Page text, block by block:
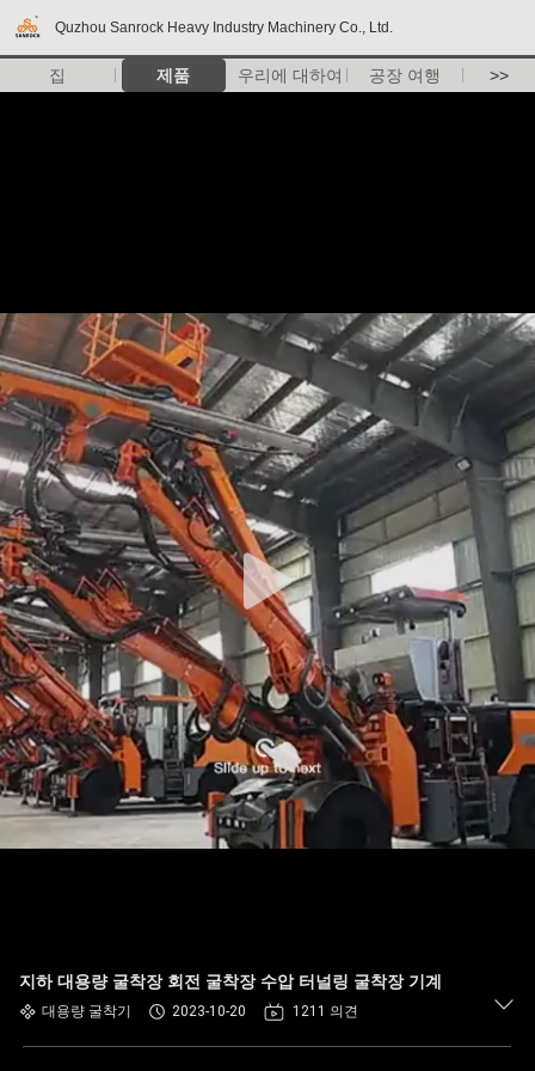
Quzhou Sanrock Heavy Industry Machinery Co., Ltd.
집 제품 우리에 대하여 공장 여행 >>
지하 대용량 굴착장 회전 굴착장 수압 터널링 굴착장 기계
대용량 굴착기 2023-10-20 1211 의견